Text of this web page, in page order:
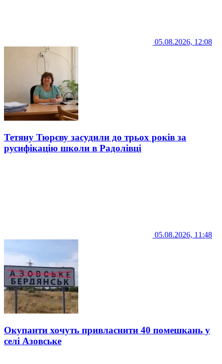
05.08.2026, 12:08
Тетяну Тюрєву засудили до трьох років за
русифікацію школи в Радолівці
05.08.2026, 11:48
Окупанти хочуть привласнити 40 помешкань у
селі Азовське